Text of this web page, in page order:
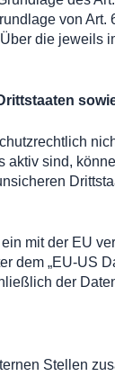
von
die
sind,
mit der EU
„EU-US
der
Stellen